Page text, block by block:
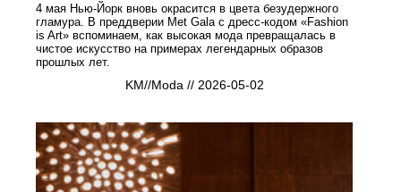
4 мая Нью-Йорк вновь окрасится в цвета безудержного
гламура. В преддверии Met Gala с дресс-кодом «Fashion
is Art» вспоминаем, как высокая мода превращалась в
чистое искусство на примерах легендарных образов
прошлых лет.
KM//Moda // 2026-05-02